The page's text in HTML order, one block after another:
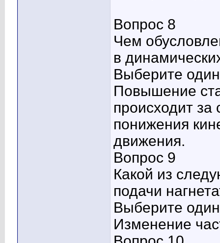
Вопрос 8
Чем
в
Выберите
Повышение
происходит
понижения
движения.
Вопрос 9
Какой из
подачи
Выберите
Изменение